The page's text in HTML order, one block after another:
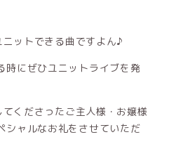
ットできる曲ですよん♪
にぜひユニットライブを発
くださったご主人様・お嬢様
ャルなお礼をさせていただ